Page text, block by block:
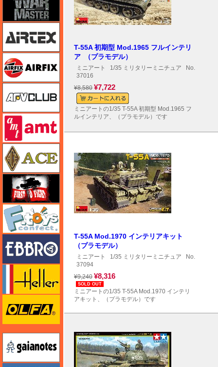
T-55A 初期型 Mod.1965 フルインテリ
ア （プラモデル）
ミニアート 1/35 ミリタリーミニチュア No.
37016
¥8,580 ¥7,722
ミニアートの1/35 T-55A 初期型 Mod.1965 フ
ルインテリア、（プラモデル）です
T-55A Mod.1970 インテリアキット
（プラモデル）
ミニアート 1/35 ミリタリーミニチュア No.
37094
¥9,240 ¥8,316
SOLD OUT
ミニアートの1/35 T-55A Mod.1970 インテリ
アキット、（プラモデル）です
エアテックス
エアフィックス
AFVクラブ
エフトイズ
エブロ
エレール
オルファ
ガイアノーツ